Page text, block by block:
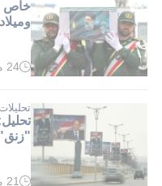
وقت
دقيقة.
24 مايو 2024
21 مايو 2024